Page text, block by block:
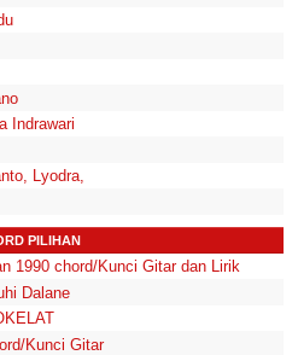
Indrawari
Lyodra,
PILIHAN
1990 chord/Kunci Gitar dan Lirik
Dalane
Kunci Gitar